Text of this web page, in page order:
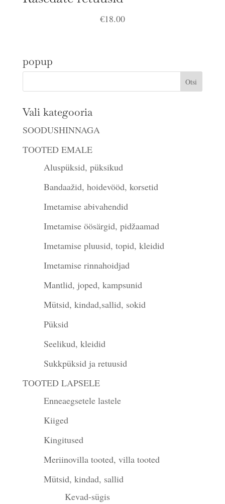
€18.00
popup
Vali kategooria
SOODUSHINNAGA
TOOTED EMALE
Aluspüksid, püksikud
Bandaažid, hoidevööd, korsetid
Imetamise abivahendid
Imetamise öösärgid, pidžaamad
Imetamise pluusid, topid, kleidid
Imetamise rinnahoidjad
Mantlid, joped, kampsunid
Mütsid, kindad,sallid, sokid
Püksid
Seelikud, kleidid
Sukkpüksid ja retuusid
TOOTED LAPSELE
Enneaegsetele lastele
Kiiged
Kingitused
Meriinovilla tooted, villa tooted
Mütsid, kindad, sallid
Kevad-sügis